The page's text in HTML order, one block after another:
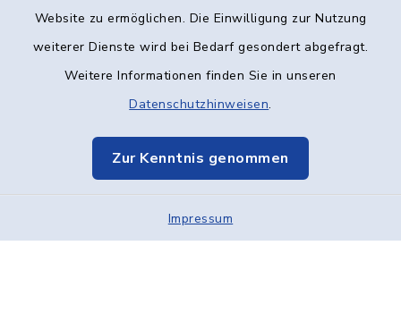
Website zu ermöglichen. Die Einwilligung zur Nutzung
weiterer Dienste wird bei Bedarf gesondert abgefragt.
Weitere Informationen finden Sie in unseren
Datenschutzhinweisen.
Zur Kenntnis genommen
Impressum
Datenschutz
Elektronische Kommunikation
Sitemap